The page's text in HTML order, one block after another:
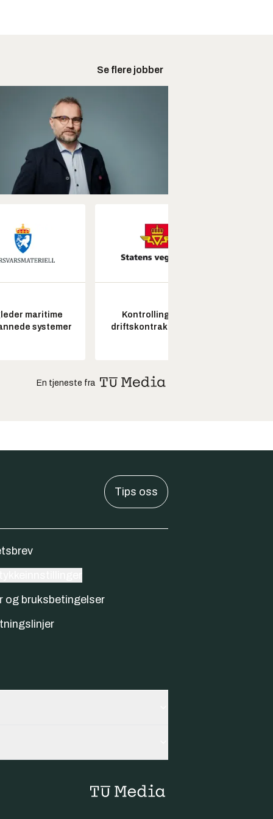
Se flere jobber
maritime
systemer
Kontrollingeniør
driftskontrakt elektro
En tjeneste fra
Tips oss
og bruksbetingelser